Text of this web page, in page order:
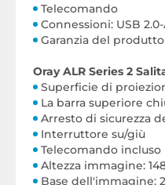
Telecomando
Connessioni: USB
Garanzia del
Oray ALR Series 2
Superficie di
La barra superiore
Arresto di sicurezza
Interruttore su/giù
Telecomando incluso
Altezza immagine:
Base dell'immagine: